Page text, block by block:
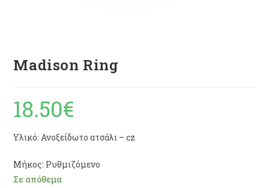
Madison Ring
18.50€
Υλικό: Ανοξείδωτο ατσάλι – cz
Μήκος: Ρυθμιζόμενο
Σε απόθεμα